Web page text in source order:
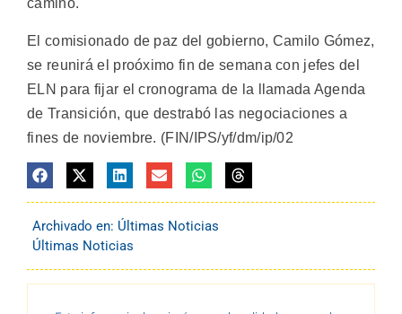
camino.
El comisionado de paz del gobierno, Camilo Gómez,
se reunirá el proóximo fin de semana con jefes del
ELN para fijar el cronograma de la llamada Agenda
de Transición, que destrabó las negociaciones a
fines de noviembre. (FIN/IPS/yf/dm/ip/02
Archivado en: Últimas Noticias
Últimas Noticias